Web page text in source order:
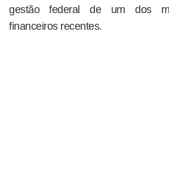
gestão federal de um dos
financeiros recentes.